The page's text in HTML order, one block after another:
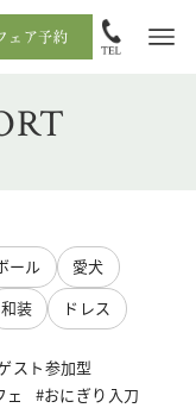
ェア予約
ール
愛犬
和装 ドレス
スト参加型
ェ
おにぎり入刀